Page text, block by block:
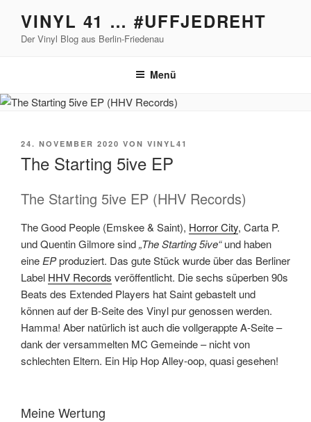
Inhalt
springen
VINYL 41 … #UFFJEDREHT
Der Vinyl Blog aus Berlin-Friedenau
Menü
VERÖFFENTLICHT
24. NOVEMBER 2020 VON VINYL41
The Starting 5ive EP
The Starting 5ive EP (HHV Records)
The Good People (Emskee & Saint), Horror City, Carta P.
und Quentin Gilmore sind„The Starting 5ive“und haben
eineEPproduziert. Das gute Stück wurde über das Berliner
Label HHV Records veröffentlicht. Die sechs süperben 90s
Beats des Extended Players hat Saint gebastelt und
können auf der B-Seite des Vinyl pur genossen werden.
Hamma! Aber natürlich ist auch die vollgerappte A-Seite –
dank der versammelten MC Gemeinde – nicht von
schlechten Eltern. Ein Hip Hop Alley-oop, quasi gesehen!
Meine Wertung